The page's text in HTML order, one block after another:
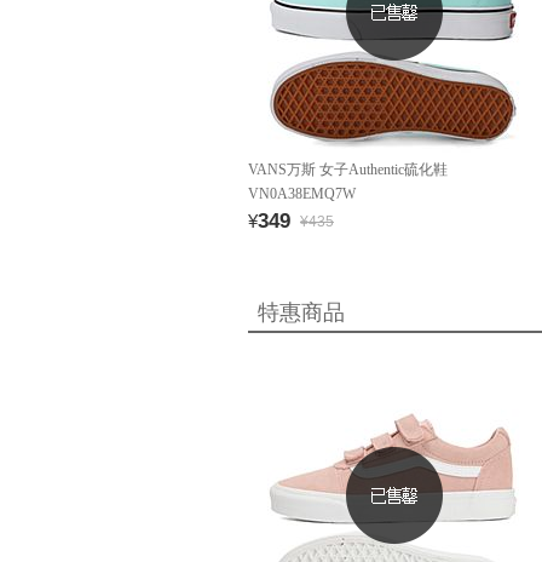
VANS万斯 女子Authentic硫化鞋
VN0A38EMQ7W
¥349 ¥435
特惠商品